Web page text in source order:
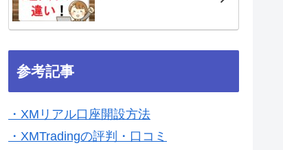
参考記事
・XMリアル口座開設方法
・XMTradingの評判・口コミ